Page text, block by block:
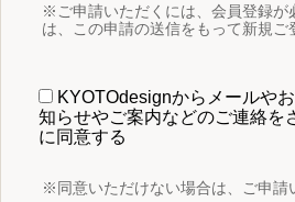
※ご申請いただくには、会員登録が
は、この申請の送信をもって新規ご
KYOTOdesignからメールや
知らせやご案内などのご連絡を
に同意する
※同意いただけない場合は、ご申請